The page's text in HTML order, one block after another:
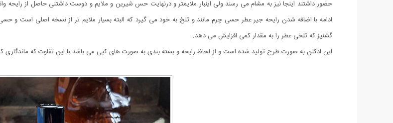
حضور داشتند اینجا نیز به مشام می رسند ولی اینبار ملایمتر و درنهایت حس شیرین و ملایم و دوست داشتنی حاصل از رایحه
ادامه با اضافه شدن رایحه جیر عطر حسی چرم مانند و تلخ به خود می گیرد که البته بسیار ملایم تر از نسخه اصلی است و
گشنیز که تلخی عطر را به مقدار کمی افزایش می دهد.
این ادکلن به صورت طرح تولید شده است و از لحاظ رایحه و بسته بندی به صورت های کپی می باشد با این تفاوت که ماندگاری